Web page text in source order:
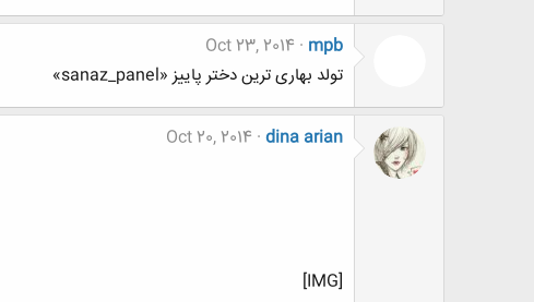
mpb
Oct 23, 2014
تولد بهاری ترین دختر پاییز «sanaz_panel»
dina arian
Oct 20, 2014
[IMG]